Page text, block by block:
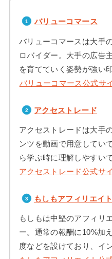
バリューコマース
バリューコマースは大手
ロバイダー。大手の広告
を育てていく姿勢が強い
バリューコマース公式サ
アクセストレード
アクセストレードは大手
ンツを動画で用意してい
ら学ぶ時に理解しやすいで
アクセストレード公式サ
もしもアフィリエイト
もしもは中堅のアフィリ
ー。通常の報酬に10%加
度などを設けており、イ